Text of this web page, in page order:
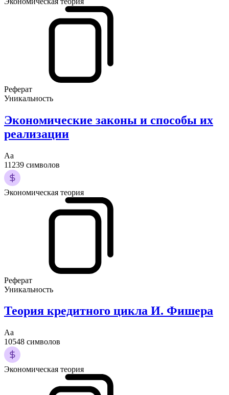
Реферат
Уникальность
Экономические законы и способы их
реализации
Аа
11239 символов
Экономическая теория
Реферат
Уникальность
Теория кредитного цикла И. Фишера
Аа
10548 символов
Экономическая теория